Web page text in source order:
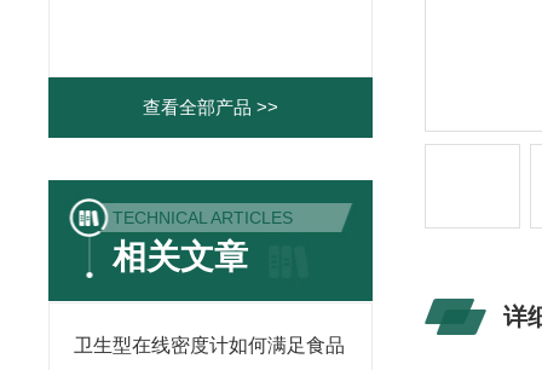
查看全部产品 >>
TECHNICAL ARTICLES
相关文章
卫生型在线密度计如何满足食品
详